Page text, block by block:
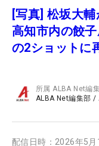
[写真] 松坂大
高知市内の餃
の2ショットに
所属ALBA Net編
ALBA Net編集部 /
配信日時： 2026年5